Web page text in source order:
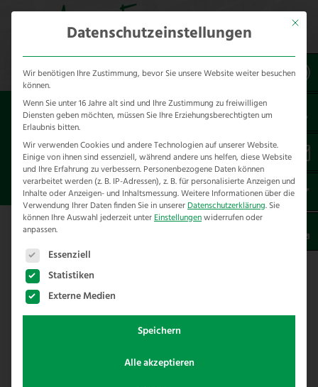
Sie sind hier:Referenzen
Unsere Referenzen
nach Produkten
ZAUNBAULÖSUNGEN MIT
HIPPOLUXZAUN
Hier finden Sie unsere
Zaunbaulösungen mit Hippoluxzaun.
Hier finden Sie weitere Informationen zum
Produkt
Mit
Datenschutzeinstellungen
Wir benötigen Ihre Zustimmung, bevor Sie unsere Website weiter besuchen
können.
Wenn Sie unter 16 Jahre alt sind und Ihre Zustimmung zu freiwilligen
Diensten geben möchten, müssen Sie Ihre Erziehungsberechtigten um
Erlaubnis bitten.
Wir verwenden Cookies und andere Technologien auf unserer Website.
Einige von ihnen sind essenziell, während andere uns helfen, diese Website
und Ihre Erfahrung zu verbessern. Personenbezogene Daten können
verarbeitet werden (z. B. IP-Adressen), z. B. für personalisierte Anzeigen und
Inhalte oder Anzeigen- und Inhaltsmessung.Weitere Informationen über die
Verwendung Ihrer Daten finden Sie in unsererDatenschutzerklärung. Sie
können Ihre Auswahl jederzeit unterEinstellungenwiderrufen oder
anpassen.
Es folgt eine Liste der Service-Gruppen, für die eine
Essenziell
Statistiken
Externe Medien
Speichern
Alle akzeptieren